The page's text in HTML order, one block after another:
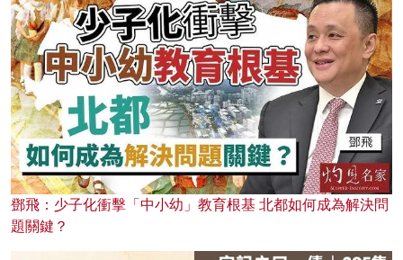
鄧飛：少子化衝擊「中小幼」教育根基 北都如何成為解決問
題關鍵？